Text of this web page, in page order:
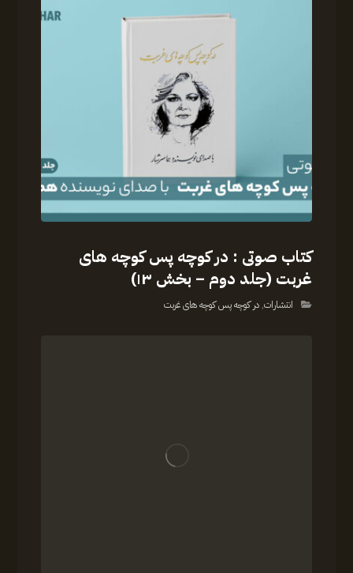
کتاب صوتی : در کوچه پس کوچه های
غربت (جلد دوم – بخش ۱۳)
انتشارات,در کوچه پس کوچه های غربت